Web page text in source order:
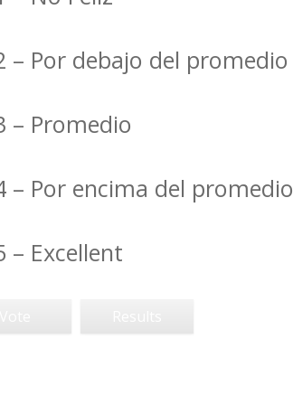
– Por debajo del promedio
– Promedio
– Por encima del promedio
– Excellent